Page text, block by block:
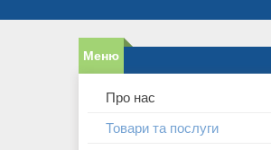
Про нас
Товари та послуги